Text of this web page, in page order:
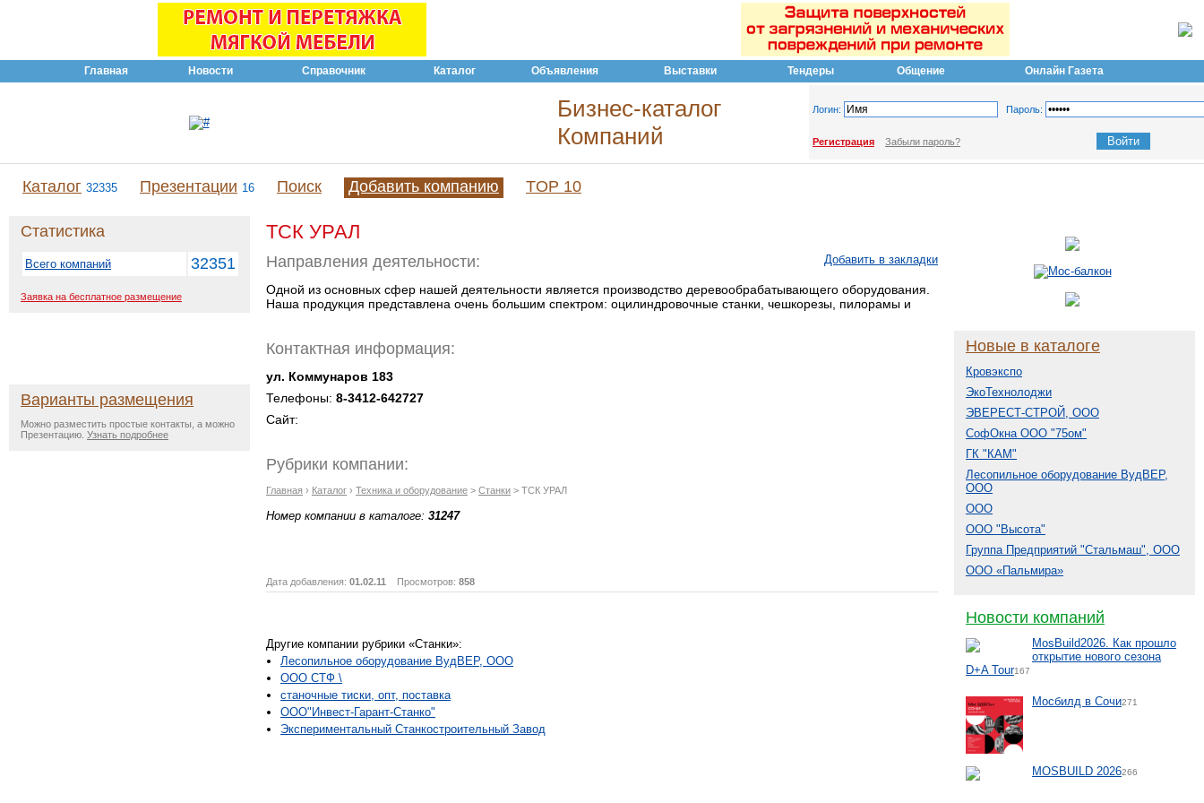
Главная Новости Справочник Каталог Объявления Выставки Тендеры Общение Онлайн Газета
Бизнес-каталог
Компаний
Логин: Пароль:
Регистрация Забыли пароль?
Каталог 32335 Презентации 16 Поиск Добавить компанию TOP 10
Статистика
Всего компаний 32351
Заявка на бесплатное размещение
Варианты размещения
Можно разместить простые контакты, а можно
Презентацию. Узнать подробнее
ТСК УРАЛ
Добавить в закладки
Направления деятельности:
Одной из основных сфер нашей деятельности является производство деревообрабатывающего оборудования.
Наша продукция представлена очень большим спектром: оцилиндровочные станки, чешкорезы, пилорамы и
Контактная информация:
ул. Коммунаров 183
Телефоны: 8-3412-642727
Сайт:
Рубрики компании:
Главная › Каталог › Техника и оборудование > Станки > ТСК УРАЛ
Номер компании в каталоге: 31247
Дата добавления: 01.02.11 Просмотров: 858
Другие компании рубрики «Станки»:
Лесопильное оборудование ВудВЕР, ООО
ООО СТФ \
станочные тиски, опт, поставка
ООО"Инвест-Гарант-Станко"
Экспериментальный Станкостроительный Завод
Новые в каталоге
Кровэкспо
ЭкоТехнолоджи
ЭВЕРЕСТ-СТРОЙ, ООО
СофОкна ООО "75ом"
ГК "КАМ"
Лесопильное оборудование ВудВЕР,
ООО
ООО
ООО "Высота"
Группа Предприятий "Стальмаш", ООО
ООО «Пальмира»
Новости компаний
MosBuild2026. Как прошло
открытие нового сезона
D+A Tour167
Мосбилд в Сочи271
MOSBUILD 2026266